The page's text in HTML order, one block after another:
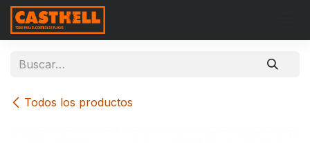
Ir al contenido
Todos los productos